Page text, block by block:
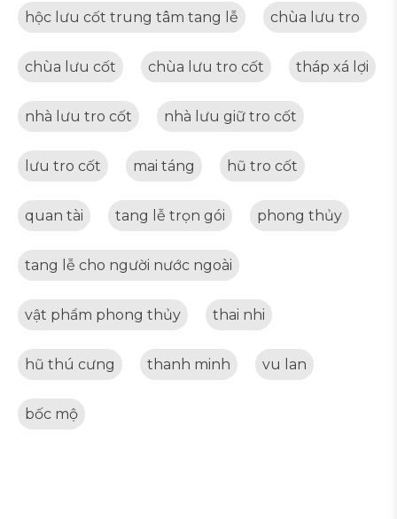
hộc lưu cốt trung tâm tang lễ chùa lưu tro
chùa lưu cốt chùa lưu tro cốt tháp xá lợi
nhà lưu tro cốt nhà lưu giữ tro cốt
lưu tro cốt mai táng hũ tro cốt
quan tài tang lễ trọn gói phong thủy
tang lễ cho người nước ngoài
vật phẩm phong thủy thai nhi
hũ thú cưng thanh minh vu lan
bốc mộ